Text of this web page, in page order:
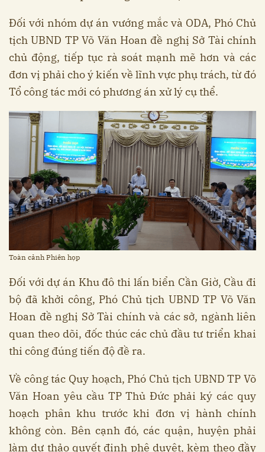
Đối với nhóm dự án vướng mắc và ODA, Phó Chủ
tịch UBND TP Võ Văn Hoan đề nghị Sở Tài chính
chủ động, tiếp tục rà soát mạnh mẽ hơn và các
đơn vị phải cho ý kiến về lĩnh vực phụ trách, từ đó
Tổ công tác mới có phương án xử lý cụ thể.
Toàn cảnh Phiên họp
Đối với dự án Khu đô thi lấn biển Cần Giờ, Cầu đi
bộ đã khởi công, Phó Chủ tịch UBND TP Võ Văn
Hoan đề nghị Sở Tài chính và các sở, ngành liên
quan theo dõi, đốc thúc các chủ đầu tư triển khai
thi công đúng tiến độ đề ra.
Về công tác Quy hoạch, Phó Chủ tịch UBND TP Võ
Văn Hoan yêu cầu TP Thủ Đức phải ký các quy
hoạch phân khu trước khi đơn vị hành chính
không còn. Bên cạnh đó, các quận, huyện phải
làm dự thảo quyết định phê duyệt, kèm theo đầy